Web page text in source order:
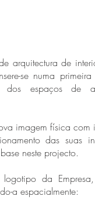
arquitectura de
se numa
dos espaços de
imagem física com
das suas
neste projecto.
logotipo da
a espacialmente: